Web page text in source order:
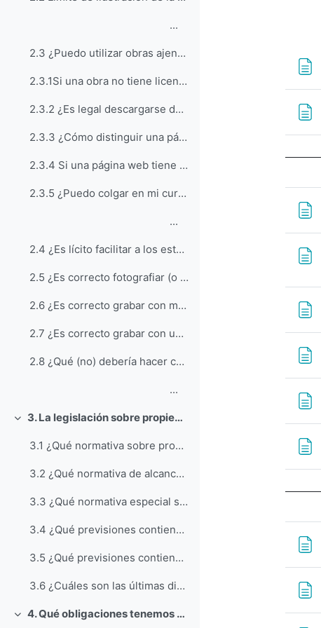
...
2.3 ¿Puedo utilizar obras ajenas?
2.3.1Si una obra no tiene licencia, ¿es porque está libre y por lo tanto se puede usar en clase a voluntad?
2.3.2 ¿Es legal descargarse de la web material para usarlo en clase?
2.3.3 ¿Cómo distinguir una página lícita de otra que no lo es?
2.3.4 Si una página web tiene copyright o licencia CC ¿afecta esto a todos sus contenidos?
2.3.5 ¿Puedo colgar en mi curso de Moodle todo lo necesario para la clase?
...
2.4 ¿Es lícito facilitar a los estudiantes un libro escaneado o fotocopiado?
2.5 ¿Es correcto fotografiar (o grabar) con mi dispositivo móvil el contenido de la pizarra?
2.6 ¿Es correcto grabar con mi dispositivo móvil las exposiciones de mis compañeros?
2.7 ¿Es correcto grabar con un dispositivo móvil al profesor?
2.8 ¿Qué (no) debería hacer con mis apuntes de clase?
...
Collapse 3. La legislación sobre propiedad intelectual y la comunidad universitaria
3.1 ¿Qué normativa sobre propiedad intelectual se aplica al quehacer académico de los miembros de la comunidad universitaria?
3.2 ¿Qué normativa de alcance general sobre propiedad intelectual se aplica al quehacer académico de los miembros de la comunidad universitaria?
3.3 ¿Qué normativa especial sobre propiedad intelectual se aplica al quehacer académico de los miembros de la comunidad universitaria?
3.4 ¿Qué previsiones contiene la Ley Orgánica de Universidades y su normativa de desarrollo?
3.5 ¿Qué previsiones contienen los Estatutos de las Universidades?
3.6 ¿Cuáles son las últimas directrices en relación a los derechos de autor y el Mercado Único Digital
Collapse 4. Qué obligaciones tenemos (cómo usar obras ajenas)